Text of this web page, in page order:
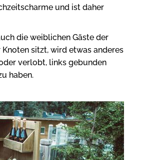
und ist daher
die weiblichen Gäste der
sitzt, wird etwas anderes
verlobt, links gebunden
haben.